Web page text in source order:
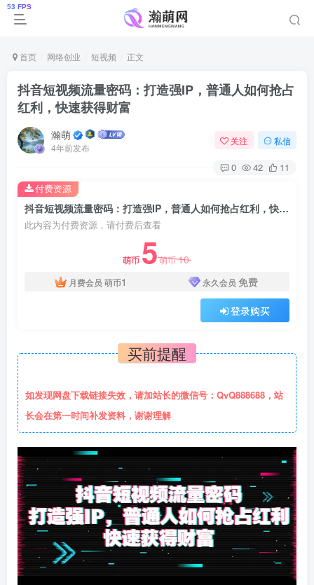
首页 网络创业 短视频 正文
抖音短视频流量密码：打造强IP，普通人如何抢占
红利，快速获得财富
瀚萌
4年前发布
关注 私信
0 42 11
抖音短视频流量密码：打造强IP，普通人如何抢占红利，快速获得财富
此内容为付费资源，请付费后查看
萌币 5萌币10
月费会员 萌币1 永久会员 免费
登录购买
付费资源
买前提醒
如发现网盘下载链接失效，请加站长的微信号：QvQ888688，站
长会在第一时间补发资料，谢谢理解